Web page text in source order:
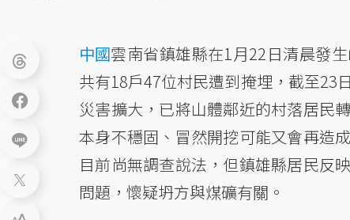
中國雲南省鎮雄縣在1月22日清晨發
共有18戶47位村民遭到掩埋，截至23
災害擴大，已將山體鄰近的村落居民
本身不穩固、冒然開挖可能又會再造
目前尚無調查說法，但鎮雄縣居民反
問題，懷疑坍方與煤礦有關。